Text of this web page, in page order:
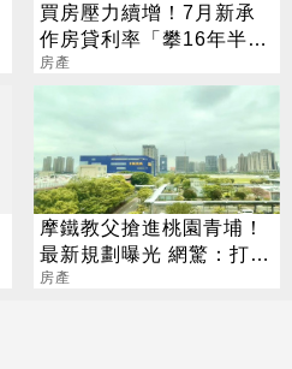
買房壓力續增！7月新承
作房貸利率「攀16年半新
高」
房產
摩鐵教父搶進桃園青埔！
最新規劃曝光 網驚：打造
愛情園區
房產